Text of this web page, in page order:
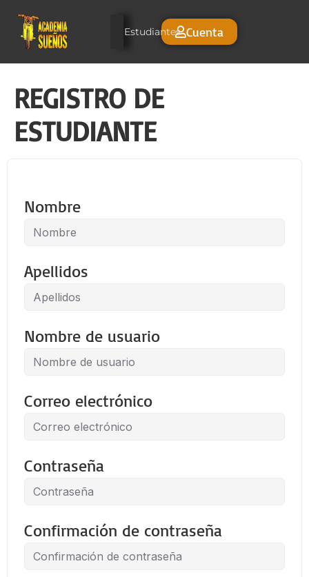
Estudiantes Cuenta
REGISTRO DE
ESTUDIANTE
Nombre
Apellidos
Nombre de usuario
Correo electrónico
Contraseña
Confirmación de contraseña